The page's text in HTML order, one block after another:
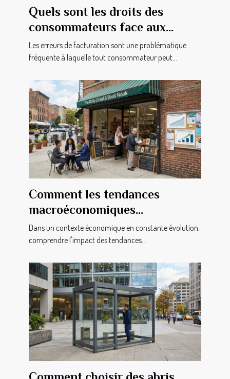
Quels sont les droits des
consommateurs face aux
erreurs de facturation ?
Les erreurs de facturation sont une problématique
fréquente à laquelle tout consommateur peut...
Comment les tendances
macroéconomiques
influencent-elles les petites
entreprises ?
Dans un contexte économique en constante évolution,
comprendre l'impact des tendances...